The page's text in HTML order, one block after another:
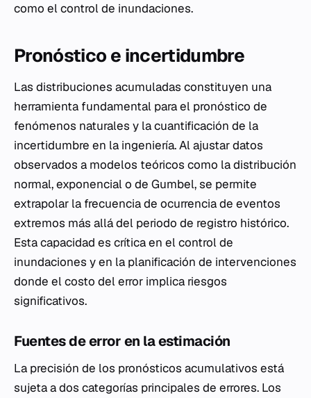
como el control de inundaciones.
Pronóstico e incertidumbre
Las distribuciones acumuladas constituyen una
herramienta fundamental para el pronóstico de
fenómenos naturales y la cuantificación de la
incertidumbre en la ingeniería. Al ajustar datos
observados a modelos teóricos como la distribución
normal, exponencial o de Gumbel, se permite
extrapolar la frecuencia de ocurrencia de eventos
extremos más allá del periodo de registro histórico.
Esta capacidad es crítica en el control de
inundaciones y en la planificación de intervenciones
donde el costo del error implica riesgos
significativos.
Fuentes de error en la estimación
La precisión de los pronósticos acumulativos está
sujeta a dos categorías principales de errores. Los